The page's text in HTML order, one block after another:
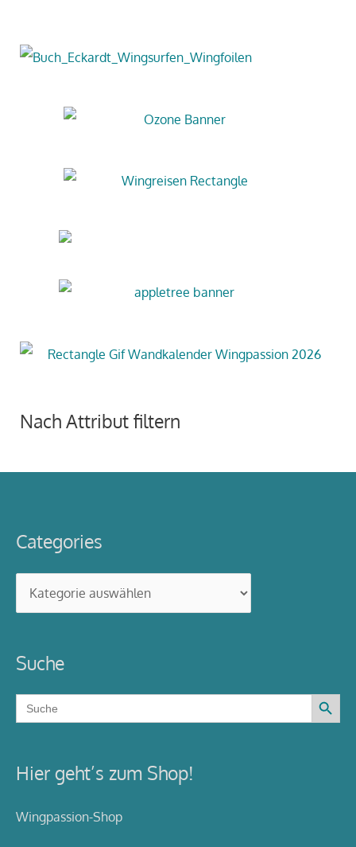
Nach Attribut filtern
Categories
Suche
Search
for:
Search Button
Hier geht’s zum Shop!
Wingpassion-Shop